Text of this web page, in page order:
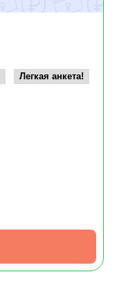
Легкая анкета!